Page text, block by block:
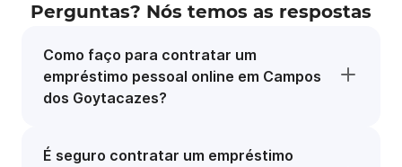
Perguntas? Nós temos as respostas
Como faço para contratar um
empréstimo pessoal online em Campos
dos Goytacazes?
É seguro contratar um empréstimo